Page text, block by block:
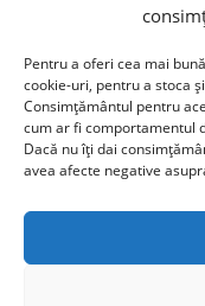
Pentru a oferi cea mai
cookie-uri, pentru a stoca
Consimțământul pentru
cum ar fi comportamentul
Dacă nu îți dai
avea afecte negative